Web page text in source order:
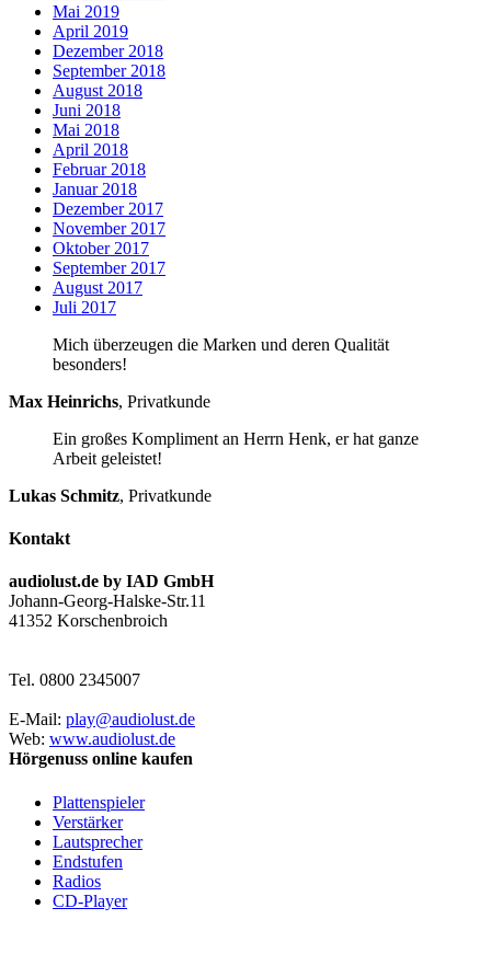
Mai 2019
April 2019
Dezember 2018
September 2018
August 2018
Juni 2018
Mai 2018
April 2018
Februar 2018
Januar 2018
Dezember 2017
November 2017
Oktober 2017
September 2017
August 2017
Juli 2017
Mich überzeugen die Marken und deren Qualität
besonders!
Max Heinrichs, Privatkunde
Ein großes Kompliment an Herrn Henk, er hat ganze
Arbeit geleistet!
Lukas Schmitz, Privatkunde
Kontakt
audiolust.de by IAD GmbH
Johann-Georg-Halske-Str.11
41352 Korschenbroich
Tel. 0800 2345007
E-Mail: play@audiolust.de
Web: www.audiolust.de
Hörgenuss online kaufen
Plattenspieler
Verstärker
Lautsprecher
Endstufen
Radios
CD-Player